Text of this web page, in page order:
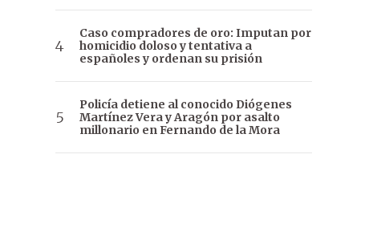
Caso compradores de oro: Imputan por
homicidio doloso y tentativa a
españoles y ordenan su prisión
Policía detiene al conocido Diógenes
Martínez Vera y Aragón por asalto
millonario en Fernando de la Mora